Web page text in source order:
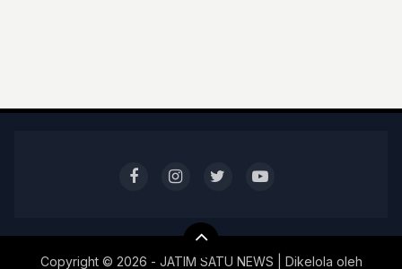
Copyright © 2026 - JATIM SATU NEWS | Dikelola oleh